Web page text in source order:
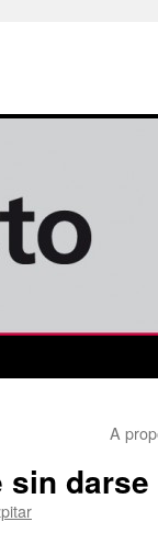
A
sin